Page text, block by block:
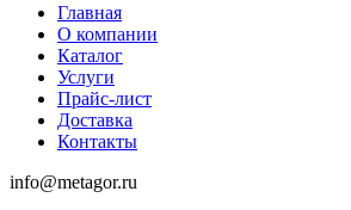
Главная
О компании
Каталог
Услуги
Прайс-лист
Доставка
Контакты
info@metagor.ru